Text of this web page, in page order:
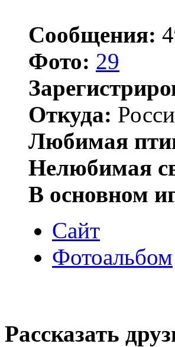
Сообщения:
Фото: 29
Откуда:
Любимая
Нелюбимая
В основном
Сайт
Фотоальбом
Рассказать